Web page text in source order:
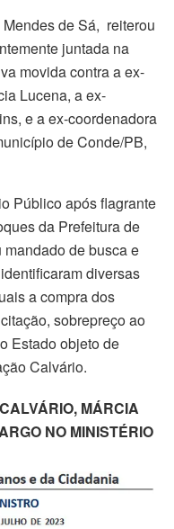
de Sá, reiterou
juntada na
movida contra a ex-
Lucena, a ex-
e a ex-coordenadora
de Conde/PB,
Público após flagrante
da Prefeitura de
de busca e
diversas
a compra dos
sobrepreço ao
Estado objeto de
Calvário.
MÁRCIA
NO MINISTÉRIO